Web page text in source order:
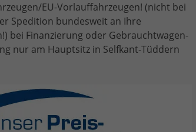
Fabia Wir rufen Sie an!
PDF-Datei,
1.0 MPI 80PS, LED-Scheinwerfer, M-
Nebelscheinwerfer, Parksensoren hinten,
Tempomat, Klimaanlage, Infotainment 8",
elektr. Fensterheber
EU-Vorlauffahrzeugen! (nicht bei
Spedition bundesweit an Ihre
bei Finanzierung oder Gebrauchtwagen-
nur am Hauptsitz in Selfkant-Tüddern